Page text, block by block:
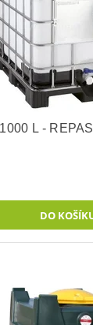
L -